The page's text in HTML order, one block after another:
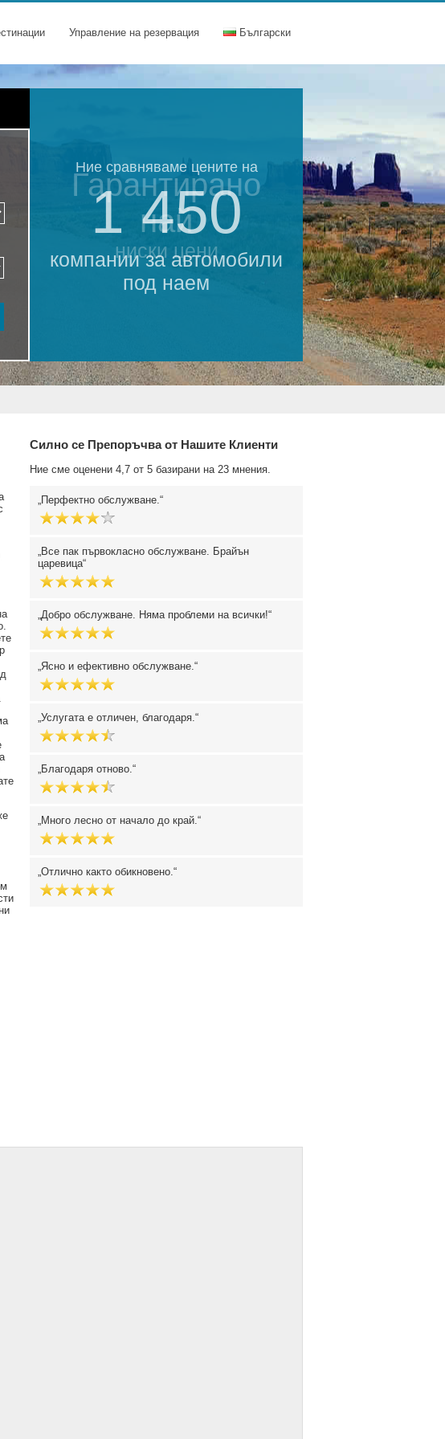
Управление на резервация Български
Ние сравняваме цените на
1 450
компании за автомобили
под наем
Гарантирано
най
ниски цени
Силно се Препоръчва от Нашите Клиенти
Ние сме оценени 4,7 от 5 базирани на 23 мнения.
Перфектно обслужване.
Все пак първокласно обслужване. Брайън
царевица
Добро обслужване. Няма проблеми на всички!
Ясно и ефективно обслужване.
Услугата е отличен, благодаря.
Благодаря отново.
Много лесно от начало до край.
Отлично както обикновено.